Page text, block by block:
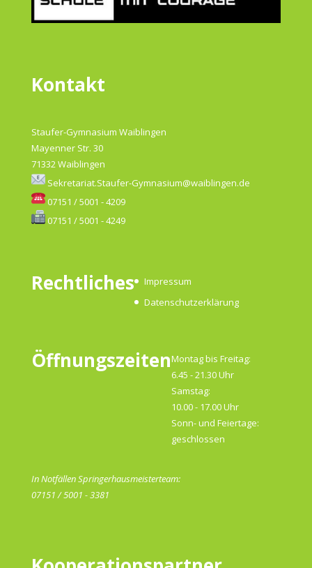
Kontakt
Staufer-Gymnasium Waiblingen
Mayenner Str. 30
71332 Waiblingen
Sekretariat.Staufer-Gymnasium@waiblingen.de
07151 / 5001 - 4209
07151 / 5001 - 4249
Rechtliches
Impressum
Datenschutzerklärung
ÖffnungszeitenMontag bis Freitag:
6.45 - 21.30 Uhr
Samstag:
10.00 - 17.00 Uhr
Sonn- und Feiertage:
geschlossen
In Notfällen Springerhausmeisterteam:
07151 / 5001 - 3381